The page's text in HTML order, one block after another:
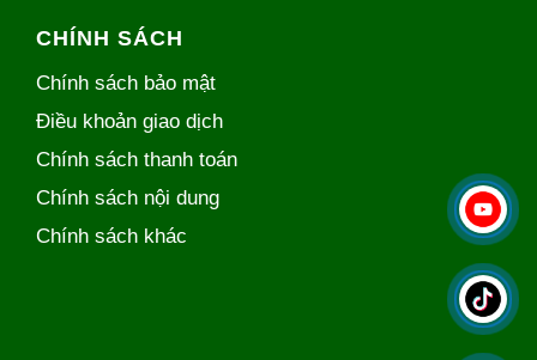
CHÍNH SÁCH
Chính sách bảo mật
Điều khoản giao dịch
Chính sách thanh toán
Chính sách nội dung
Chính sách khác